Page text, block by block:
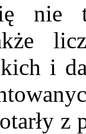
nie
i
z